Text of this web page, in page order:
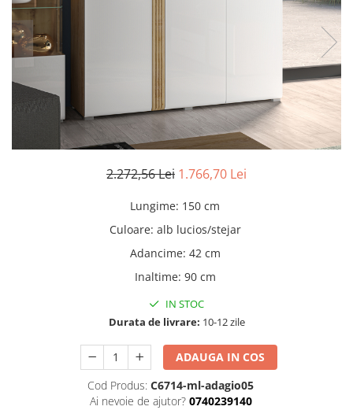
Set mobilier Living
Seturi masa +scaune dining
Seturi dormitoare complete
Suporturi saltea/Somiere/Gratii
pentru pat
2.272,56 Lei 1.766,70 Lei
Lungime: 150 cm
Culoare: alb lucios/stejar
Adancime: 42 cm
Inaltime: 90 cm
IN STOC
Durata de livrare: 10-12 zile
ADAUGA IN COS
Cod Produs: C6714-ml-adagio05
Ai nevoie de ajutor? 0740239140